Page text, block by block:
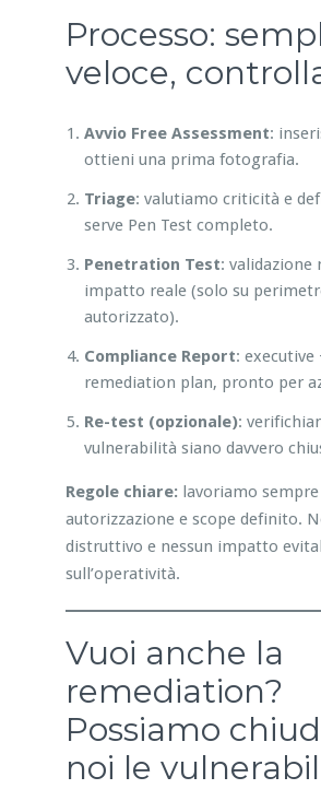
Processo:
veloce,
Avvio Free Assessment:
ottieni una prima fotografia.
Triage: valutiamo criticità e
serve Pen Test completo.
Penetration Test: validazione
impatto reale (solo su
autorizzato).
Compliance Report: executive
remediation plan, pronto per
Re-test (opzionale):
vulnerabilità siano davvero
Regole chiare: lavoriamo
autorizzazione e scope definito.
distruttivo e nessun impatto
sull’operatività.
Vuoi anche la
remediation?
Possiamo
noi le